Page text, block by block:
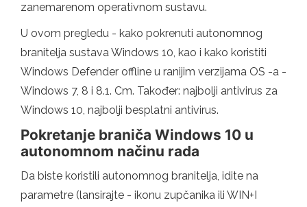
zanemarenom operativnom sustavu.
U ovom pregledu - kako pokrenuti autonomnog
branitelja sustava Windows 10, kao i kako koristiti
Windows Defender offline u ranijim verzijama OS -a -
Windows 7, 8 i 8.1. Cm. Također: najbolji antivirus za
Windows 10, najbolji besplatni antivirus.
Pokretanje braniča Windows 10 u
autonomnom načinu rada
Da biste koristili autonomnog branitelja, idite na
parametre (lansirajte - ikonu zupčanika ili WIN+I